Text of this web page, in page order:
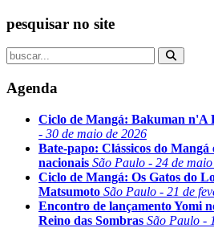
pesquisar no site
Agenda
Ciclo de Mangá: Bakuman n'A
- 30 de maio de 2026
Bate-papo: Clássicos do Mangá
nacionais São Paulo - 24 de
Ciclo de Mangá: Os Gatos do
Matsumoto São Paulo - 21 de
Encontro de lançamento Yomi
Reino das Sombras São Paulo -